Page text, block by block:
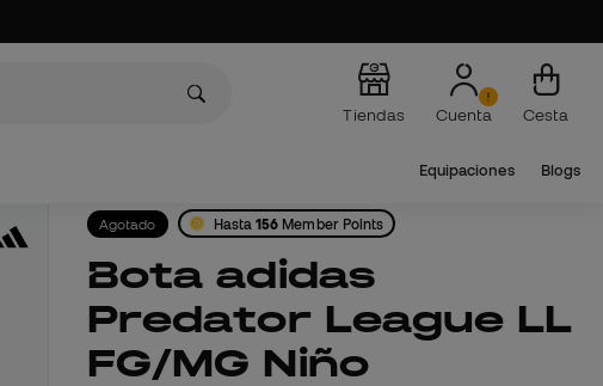
Tiendas Cuenta Cesta
Equipaciones Blogs
Agotado Hasta156 Member Points
Bota adidas
Predator League LL
FG/MG Niño